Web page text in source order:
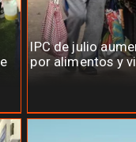
IPC de julio
por alimentos y